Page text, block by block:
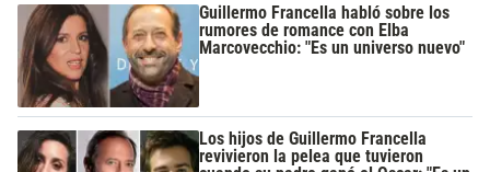
Guillermo Francella habló sobre los
rumores de romance con Elba
Marcovecchio: "Es un universo nuevo"
Los hijos de Guillermo Francella
revivieron la pelea que tuvieron